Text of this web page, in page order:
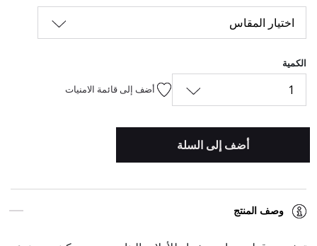
اختيار المقاس
الكمية
1 أضف إلى قائمة الامنيات
أضف إلى السلة
وصف المنتج